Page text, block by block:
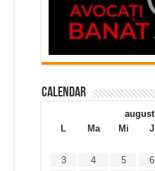
Calendar
L
Ma Mi J
3
4 5 6